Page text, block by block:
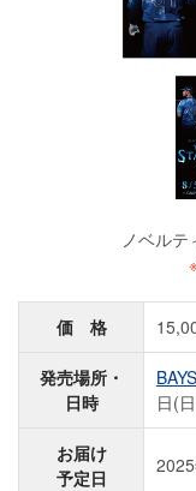
ノベルテ
価 格
発売場所・
日時
日(
お届け
予定日